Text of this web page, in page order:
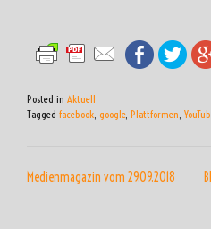
Posted in Aktuell
Tagged facebook, google, Plattformen,
Medienmagazin vom 29.09.2018